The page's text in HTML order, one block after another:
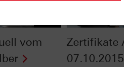
vom
Zertifikate